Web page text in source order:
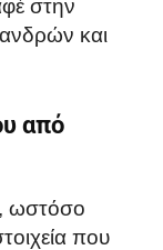
στην
και
από
ωστόσο
που